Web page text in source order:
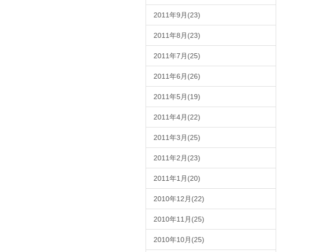
2011年9月(23)
2011年8月(23)
2011年7月(25)
2011年6月(26)
2011年5月(19)
2011年4月(22)
2011年3月(25)
2011年2月(23)
2011年1月(20)
2010年12月(22)
2010年11月(25)
2010年10月(25)